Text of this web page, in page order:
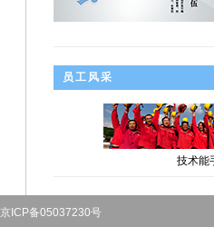
员工风采
技术能
ICP备05037230号